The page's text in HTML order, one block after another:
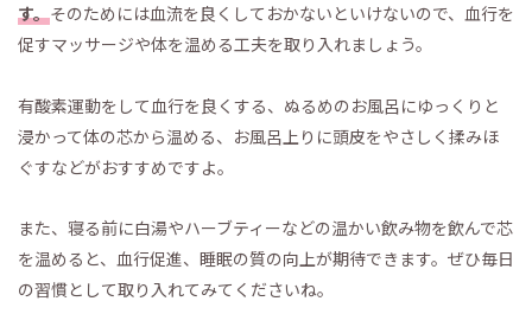
す。そのためには血流を良くしておかないといけないので、血行を
促すマッサージや体を温める工夫を取り入れましょう。
有酸素運動をして血行を良くする、ぬるめのお風呂にゆっくりと
浸かって体の芯から温める、お風呂上りに頭皮をやさしく揉みほ
ぐすなどがおすすめですよ。
また、寝る前に白湯やハーブティーなどの温かい飲み物を飲んで芯
を温めると、血行促進、睡眠の質の向上が期待できます。ぜひ毎日
の習慣として取り入れてみてくださいね。